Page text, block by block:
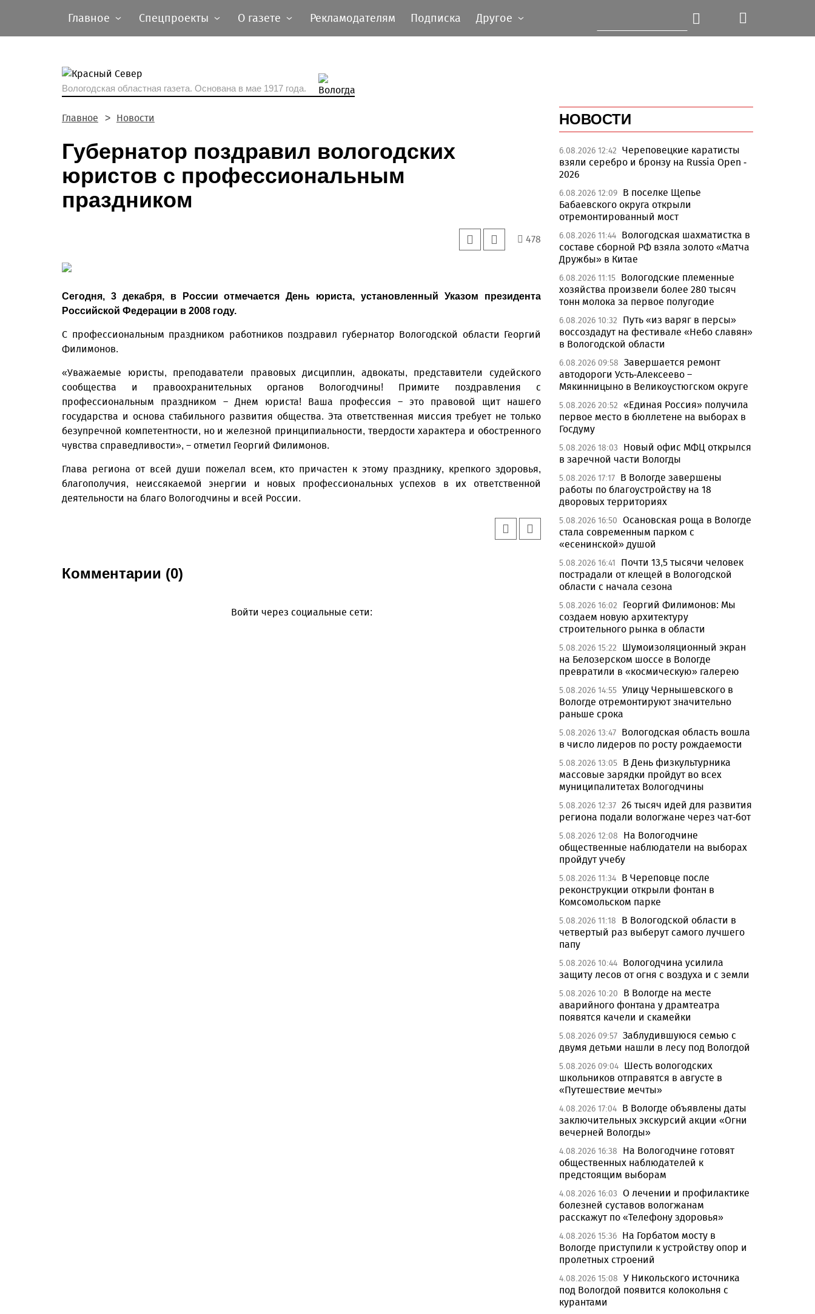
Главное Спецпроекты О газете Рекламодателям Подписка Другое
Вологодская областная газета. Основана в мае 1917 года.
Главное Новости
Губернатор поздравил вологодских
юристов с профессиональным
праздником
478
Сегодня, 3 декабря, в России отмечается День юриста, установленный Указом президента
Российской Федерации в 2008 году.
С профессиональным праздником работников поздравил губернатор Вологодской области Георгий
Филимонов.
«Уважаемые юристы, преподаватели правовых дисциплин, адвокаты, представители судейского
сообщества и правоохранительных органов Вологодчины! Примите поздравления с
профессиональным праздником – Днем юриста! Ваша профессия – это правовой щит нашего
государства и основа стабильного развития общества. Эта ответственная миссия требует не только
безупречной компетентности, но и железной принципиальности, твердости характера и обостренного
чувства справедливости», – отметил Георгий Филимонов.
Глава региона от всей души пожелал всем, кто причастен к этому празднику, крепкого здоровья,
благополучия, неиссякаемой энергии и новых профессиональных успехов в их ответственной
деятельности на благо Вологодчины и всей России.
Комментарии (0)
Войти через социальные сети:
НОВОСТИ
6.08.2026 12:42 Череповецкие каратисты
взяли серебро и бронзу на Russia Open -
2026
6.08.2026 12:09 В поселке Щепье
Бабаевского округа открыли
отремонтированный мост
6.08.2026 11:44 Вологодская шахматистка в
составе сборной РФ взяла золото «Матча
Дружбы» в Китае
6.08.2026 11:15 Вологодские племенные
хозяйства произвели более 280 тысяч
тонн молока за первое полугодие
6.08.2026 10:32
Путь «из варяг в персы»
воссоздадут на фестивале «Небо славян»
в Вологодской области
6.08.2026 09:58 Завершается ремонт
автодороги Усть-Алексеево –
Мякинницыно в Великоустюгском округе
5.08.2026 20:52 «Единая Россия» получила
первое место в бюллетене на выборах в
Госдуму
5.08.2026 18:03
Новый офис МФЦ открылся
в заречной части Вологды
5.08.2026 17:17 В Вологде завершены
работы по благоустройству на 18
дворовых территориях
5.08.2026 16:50 Осановская роща в Вологде
стала современным парком с
«есенинской» душой
5.08.2026 16:41
Почти 13,5 тысячи человек
пострадали от клещей в Вологодской
области с начала сезона
5.08.2026 16:02
Георгий Филимонов: Мы
создаем новую архитектуру
строительного рынка в области
5.08.2026 15:22
Шумоизоляционный экран
на Белозерском шоссе в Вологде
превратили в «космическую» галерею
5.08.2026 14:55 Улицу Чернышевского в
Вологде отремонтируют значительно
раньше срока
5.08.2026 13:47 Вологодская область вошла
в число лидеров по росту рождаемости
5.08.2026 13:05 В День физкультурника
массовые зарядки пройдут во всех
муниципалитетах Вологодчины
5.08.2026 12:37 26 тысяч идей для развития
региона подали вологжане через чат-бот
5.08.2026 12:08
На Вологодчине
общественные наблюдатели на выборах
пройдут учебу
5.08.2026 11:34 В Череповце после
реконструкции открыли фонтан в
Комсомольском парке
5.08.2026 11:18
В Вологодской области в
четвертый раз выберут самого лучшего
папу
5.08.2026 10:44 Вологодчина усилила
защиту лесов от огня с воздуха и с земли
5.08.2026 10:20
В Вологде на месте
аварийного фонтана у драмтеатра
появятся качели и скамейки
5.08.2026 09:57 Заблудившуюся семью с
двумя детьми нашли в лесу под Вологдой
5.08.2026 09:04 Шесть вологодских
школьников отправятся в августе в
«Путешествие мечты»
4.08.2026 17:04 В Вологде объявлены даты
заключительных экскурсий акции «Огни
вечерней Вологды»
4.08.2026 16:38
На Вологодчине готовят
общественных наблюдателей к
предстоящим выборам
4.08.2026 16:03 О лечении и профилактике
болезней суставов вологжанам
расскажут по «Телефону здоровья»
4.08.2026 15:36 На Горбатом мосту в
Вологде приступили к устройству опор и
пролетных строений
4.08.2026 15:08 У Никольского источника
под Вологдой появится колокольня с
курантами